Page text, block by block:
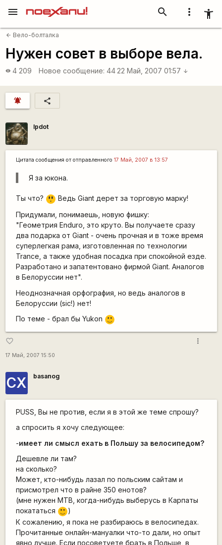
more_vert accessibility_new
search
menu
arrow_back Вело-болталка
Нужен совет в выборе вела.
visibility 4 209 Новое сообщение: 44 22 Май, 2007 01:57 arrow_downward
notifications_active share
lpdot
Цитата сообщения от отправленного 17 Май, 2007 в 13:57
Я за юкона.
Ты что?
=8
O
Ведь Giant дерет за торговую марку!
Придумали, понимаешь, новую фишку:
"Геометрия Enduro, это круто. Вы получаете сразу
два подарка от Giant - очень прочная и в тоже время
суперлегкая рама, изготовленная по технологии
Trance, а также удобная посадка при спокойной езде.
Разработано и запатентовано фирмой Giant. Аналогов
в Белоруссии нет".
Неоднозначная орфография, но ведь аналогов в
Белоруссии (sic!) нет!
По теме - брал бы Yukon
:)
favorite_border
17 Май, 2007 15:50
more_vert
СХ basanog
PUSS, Вы не против, если я в этой же теме спрошу?
а спросить я хочу следующее:
-имеет ли смысл ехать в Польшу за велосипедом?
Дешевле ли там?
на сколько?
Может, кто-нибудь лазал по польским сайтам и
присмотрел что в райне 350 енотов?
(мне нужен МТВ, когда-нибудь выберусь в Карпаты
покататься
:) )
К сожалению, я пока не разбираюсь в велосипедах.
Прочитанные онлайн-мануалки что-то дали, но опыт
явно лучше. Если посоветуете брать в Польше, в